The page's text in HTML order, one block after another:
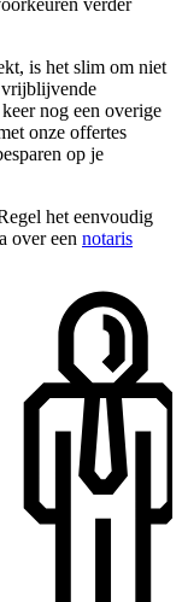
is het slim om niet
vrijblijvende
nog een overige
onze offertes
op je
het eenvoudig
over een notaris